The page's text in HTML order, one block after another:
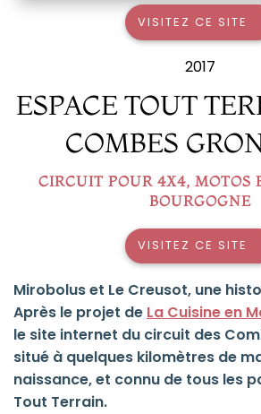
VISITEZ CE SITE
2017
ESPACE TOUT
COMBES
CIRCUIT POUR 4X4, MOTOS
BOURGOGNE
VISITEZ CE SITE
Mirobolus et Le Creusot, une
Après le projet de La Cuisine en
le site internet du circuit des
situé à quelques kilomètres de
naissance, et connu de tous les
Tout Terrain.